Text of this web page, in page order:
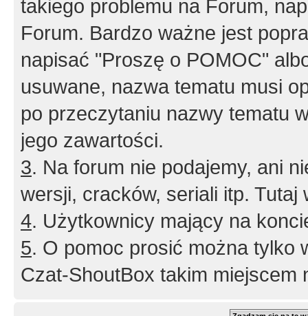
takiego problemu na Forum,
Forum. Bardzo ważne jest
napisać "Proszę o POMOC"
usuwane, nazwa tematu musi
po przeczytaniu nazwy tematu
jego zawartości.
3. Na forum nie podajemy, ani
wersji, cracków, seriali itp. Tutaj
4. Użytkownicy mający na
5. O pomoc prosić można tylko
Czat-ShoutBox takim miejscem